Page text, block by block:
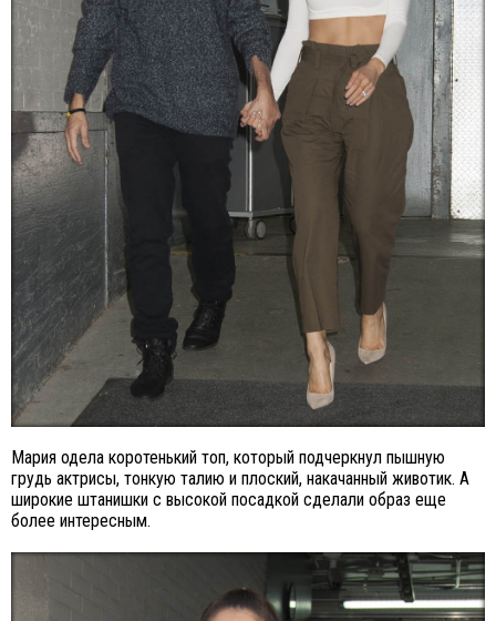
Мария одела коротенький топ, который подчеркнул пышную
грудь актрисы, тонкую талию и плоский, накачанный животик. А
широкие штанишки с высокой посадкой сделали образ еще
более интересным.